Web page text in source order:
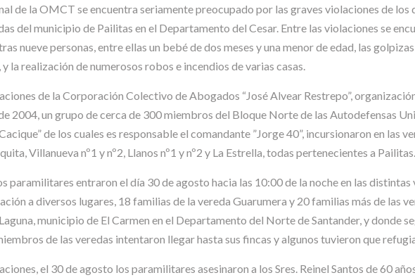
de la OMCT se encuentra seriamente preocupado por las graves violaciones de los
del municipio de Pailitas en el Departamento del Cesar. Entre las violaciones se
nueve personas, entre ellas un bebé de dos meses y una menor de edad, las
la realización de numerosos robos e incendios de varias casas.
de la Corporación Colectivo de Abogados “José Alvear Restrepo”,
2004, un grupo de cerca de 300 miembros del Bloque Norte de las Autodefensas
de los cuales es responsable el comandante ”Jorge 40”, incursionaron en las
Villanueva nº1 y nº2, Llanos nº1 y nº2 y La Estrella, todas pertenecientes a Pailitas.
paramilitares entraron el día 30 de agosto hacia las 10:00 de la noche en las
a diversos lugares, 18 familias de la vereda Guarumera y 20 familias más de las
municipio de El Carmen en el Departamento del Norte de Santander, y donde
de las veredas intentaron llegar hasta sus fincas y algunos tuvieron que
el 30 de agosto los paramilitares asesinaron a los Sres. Reinel Santos de 60